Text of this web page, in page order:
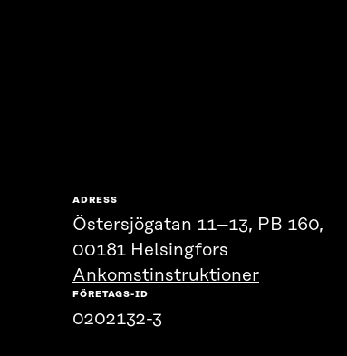
ADRESS
Östersjögatan 11–13, PB 160,
00181 Helsingfors
Ankomstinstruktioner
FÖRETAGS-ID
0202132-3